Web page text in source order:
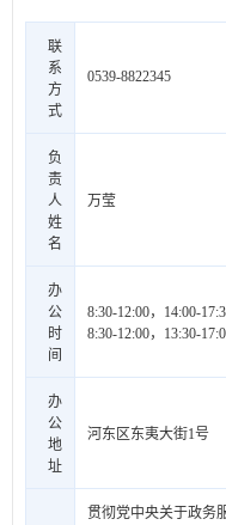
联
系
方
式
0539-8822345
负
责
人
姓
名
万莹
办
公
时
间
8:30-12:00，14:00-
8:30-12:00，13:30-
办
公
地
址
河东区东夷大街1号
贯彻党中央关于政务